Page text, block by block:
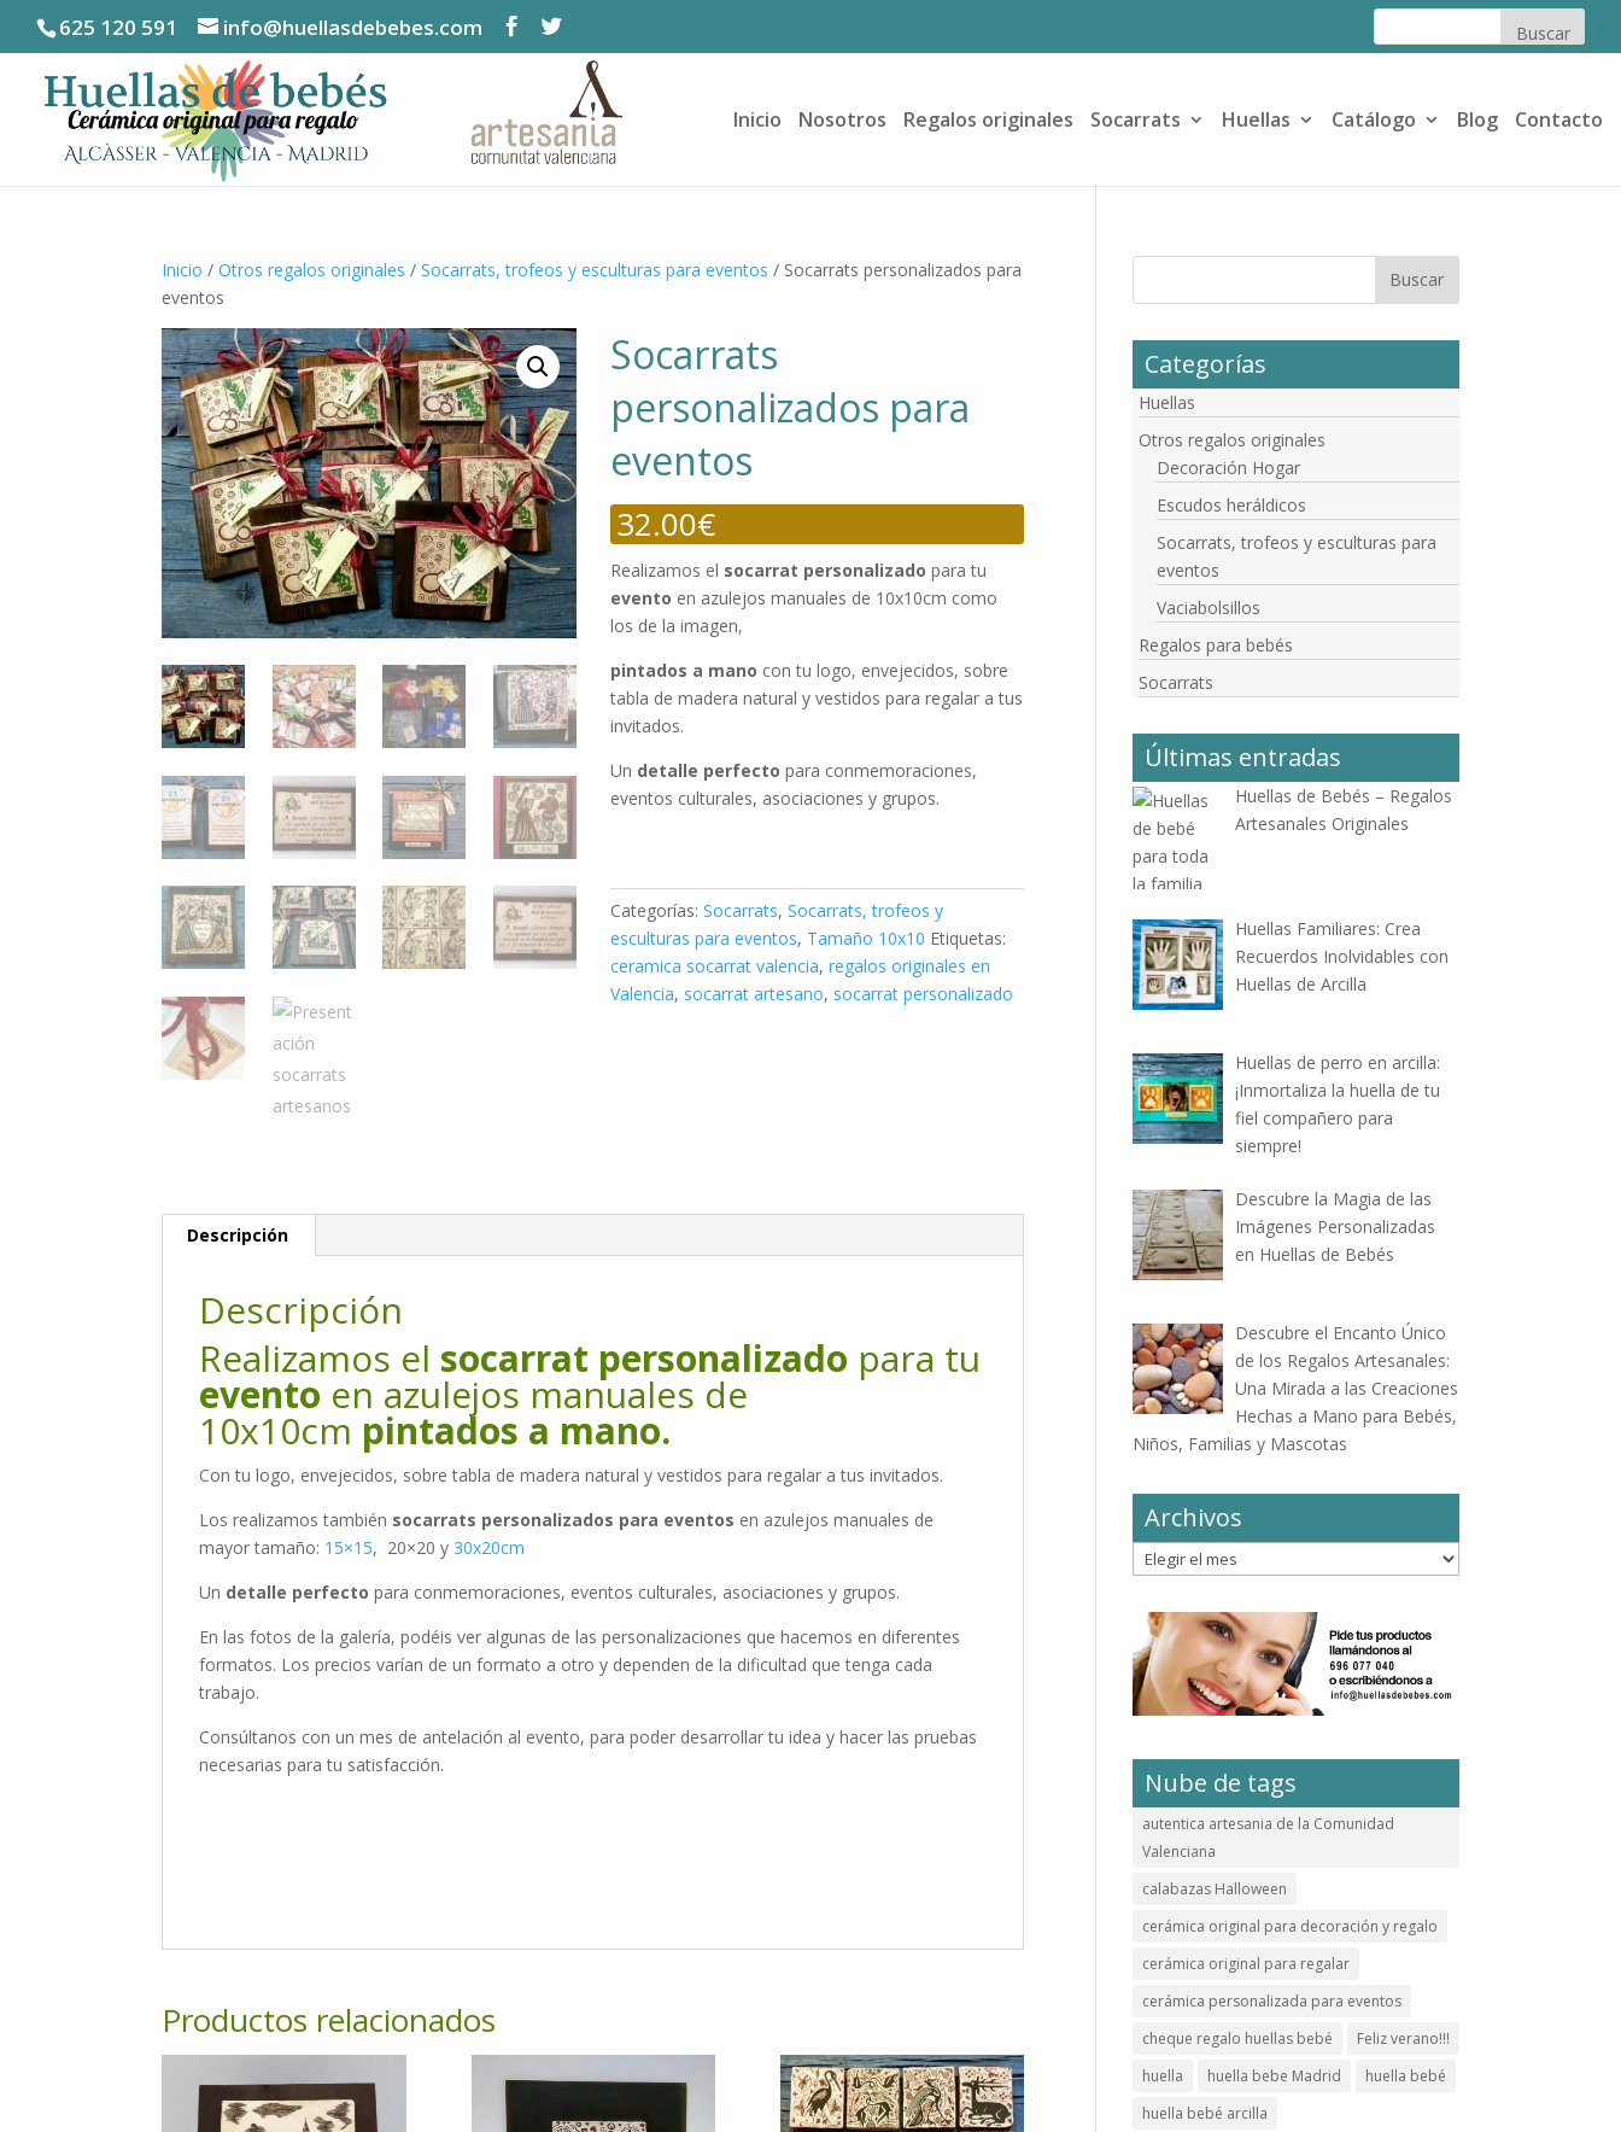
625 120 591 info@huellasdebebes.com
Inicio Nosotros Regalos originales Socarrats Huellas Catálogo Blog Contacto
Inicio /Otros regalos originales /Socarrats, trofeos y esculturas para eventos / Socarrats personalizados para
eventos
Socarrats
personalizados para
eventos
32.00€
Realizamos el socarrat personalizado para tu
evento en azulejos manuales de 10x10cm como
los de la imagen,
pintados a mano con tu logo, envejecidos, sobre
tabla de madera natural y vestidos para regalar a tus
invitados.
Un detalle perfecto para conmemoraciones,
eventos culturales, asociaciones y grupos.
Categorías:Socarrats,Socarrats, trofeos y
esculturas para eventos, Tamaño 10x10 Etiquetas:
ceramica socarrat valencia,regalos originales en
Valencia, socarrat artesano, socarrat personalizado
Descripción
Descripción
Realizamos el socarrat personalizado para tu
evento en azulejos manuales de
10x10cm pintados a mano.
Con tu logo, envejecidos, sobre tabla de madera natural y vestidos para regalar a tus invitados.
Los realizamos también socarrats personalizados para eventos en azulejos manuales de
mayor tamaño: 15×15, 20×20 y 30x20cm
Un detalle perfecto para conmemoraciones, eventos culturales, asociaciones y grupos.
En las fotos de la galería, podéis ver algunas de las personalizaciones que hacemos en diferentes
formatos. Los precios varían de un formato a otro y dependen de la dificultad que tenga cada
trabajo.
Consúltanos con un mes de antelación al evento, para poder desarrollar tu idea y hacer las pruebas
necesarias para tu satisfacción.
Productos relacionados
Categorías
Huellas
Otros regalos originales
Decoración Hogar
Escudos heráldicos
Socarrats, trofeos y esculturas para
eventos
Vaciabolsillos
Regalos para bebés
Socarrats
Últimas entradas
Huellas de Bebés – Regalos
Artesanales Originales
Huellas Familiares: Crea
Recuerdos Inolvidables con
Huellas de Arcilla
Huellas de perro en arcilla:
¡Inmortaliza la huella de tu
fiel compañero para
siempre!
Descubre la Magia de las
Imágenes Personalizadas
en Huellas de Bebés
Descubre el Encanto Único
de los Regalos Artesanales:
Una Mirada a las Creaciones
Hechas a Mano para Bebés,
Niños, Familias y Mascotas
Archivos
Archivos
Nube de tags
autentica artesania de la Comunidad
Valenciana
calabazas Halloween
cerámica original para decoración y regalo
cerámica original para regalar
cerámica personalizada para eventos
cheque regalo huellas bebé
Feliz verano!!!
huella
huella bebe Madrid
huella bebé
huella bebé arcilla